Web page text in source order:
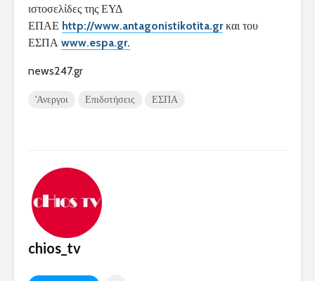
ιστοσελίδες της ΕΥΔ
ΕΠΑΕ http://www.antagonistikotita.grκαι του
ΕΣΠΑ www.espa.gr.
news247.gr
'Ανεργοι Επιδοτήσεις ΕΣΠΑ
chios_tv